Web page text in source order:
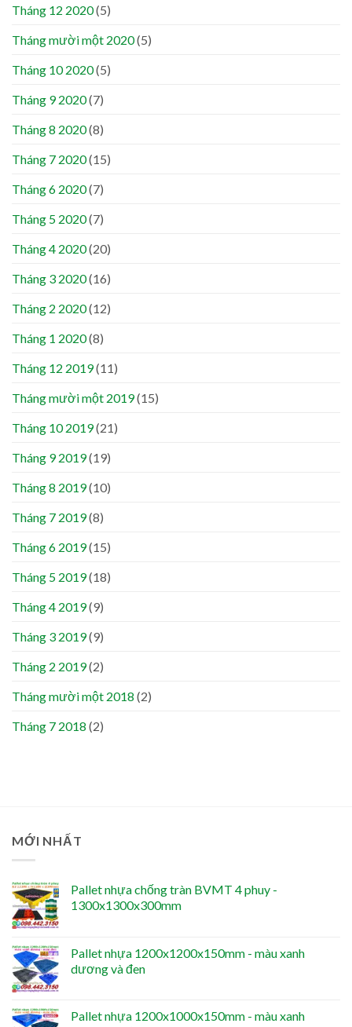
Tháng 12 2020(5)
Tháng mười một 2020(5)
Tháng 10 2020(5)
Tháng 9 2020(7)
Tháng 8 2020(8)
Tháng 7 2020(15)
Tháng 6 2020(7)
Tháng 5 2020(7)
Tháng 4 2020(20)
Tháng 3 2020(16)
Tháng 2 2020(12)
Tháng 1 2020(8)
Tháng 12 2019(11)
Tháng mười một 2019(15)
Tháng 10 2019(21)
Tháng 9 2019(19)
Tháng 8 2019(10)
Tháng 7 2019(8)
Tháng 6 2019(15)
Tháng 5 2019(18)
Tháng 4 2019(9)
Tháng 3 2019(9)
Tháng 2 2019(2)
Tháng mười một 2018 (2)
Tháng 7 2018 (2)
MỚI NHẤT
Pallet nhựa chống tràn BVMT 4 phuy -
1300x1300x300mm
Pallet nhựa 1200x1200x150mm - màu xanh
dương và đen
Pallet nhựa 1200x1000x150mm - màu xanh